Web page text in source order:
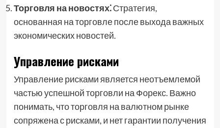
Торговля на новостях⁚Стратегия,
основанная на торговле после выхода важных
экономических новостей.
Управление рисками
Управление рисками является неотъемлемой
частью успешной торговли на Форекс. Важно
понимать, что торговля на валютном рынке
сопряжена с рисками, и нет гарантии получения